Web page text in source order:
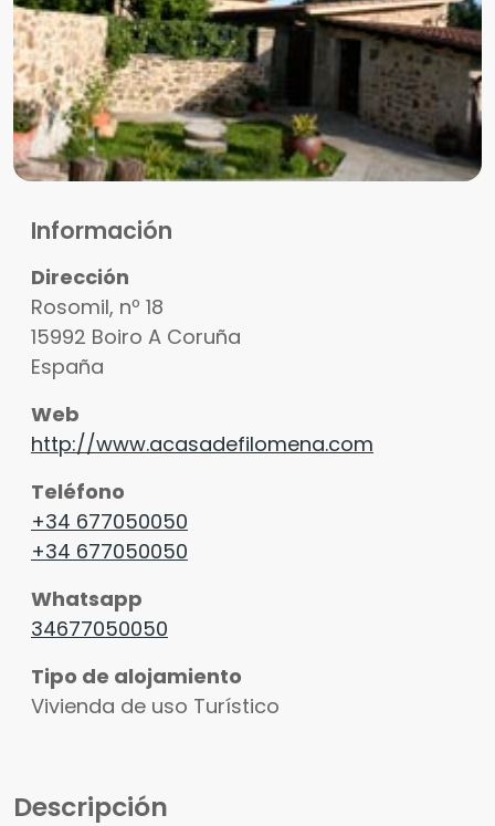
Información
Dirección
Rosomil, nº 18
15992 Boiro A Coruña
España
Web
http://www.acasadefilomena.com
Teléfono
+34 677050050
+34 677050050
Whatsapp
34677050050
Tipo de alojamiento
Vivienda de uso Turístico
Descripción